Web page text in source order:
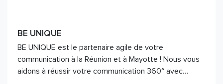
BE UNIQUE
BE UNIQUE est le partenaire agile de votre
communication à la Réunion et à Mayotte ! Nous vous
aidons à réussir votre communication 360° avec…